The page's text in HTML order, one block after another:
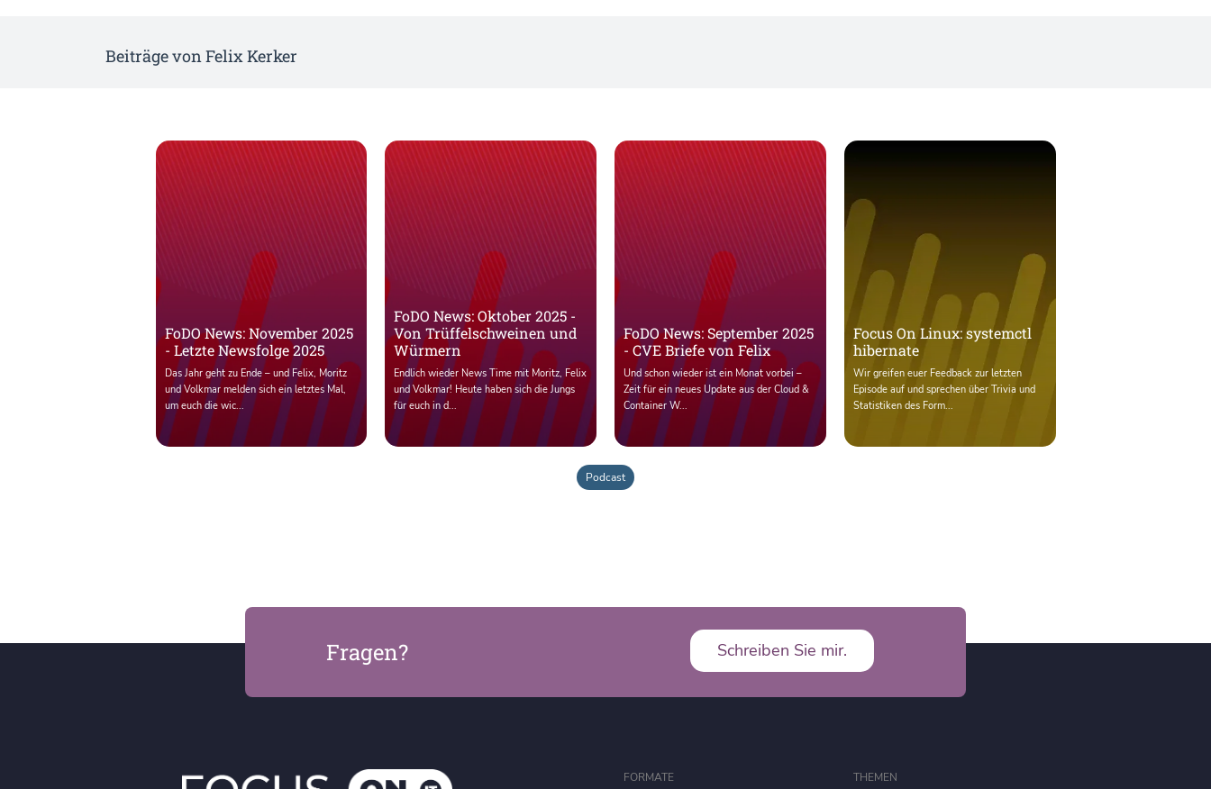
Beiträge von Felix Kerker
FoDO News: November 2025
- Letzte Newsfolge 2025
Das Jahr geht zu Ende – und Felix, Moritz
und Volkmar melden sich ein letztes Mal,
um euch die wic...
FoDO News: Oktober 2025 -
Von Trüffelschweinen und
Würmern
Endlich wieder News Time mit Moritz, Felix
und Volkmar! Heute haben sich die Jungs
für euch in d...
FoDO News: September 2025
- CVE Briefe von Felix
Und schon wieder ist ein Monat vorbei –
Zeit für ein neues Update aus der Cloud &
Container W...
Focus On Linux: systemctl
hibernate
Wir greifen euer Feedback zur letzten
Episode auf und sprechen über Trivia und
Statistiken des Form...
Podcast
Fragen? Schreiben Sie mir.
FORMATE THEMEN